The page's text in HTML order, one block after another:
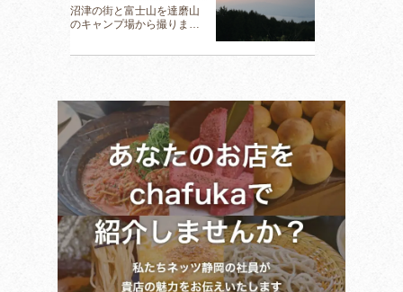
沼津の街と富士山を達磨山
のキャンプ場から撮りま…